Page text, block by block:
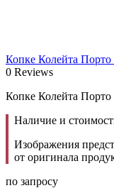
Копке Колейта Порто
0 Reviews
Копке Колейта Порто
Наличие и
Изображения
от оригинала
по запросу